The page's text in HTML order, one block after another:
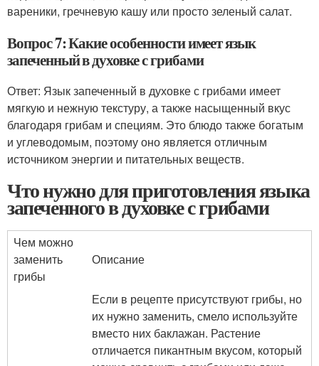
вареники, гречневую кашу или просто зеленый салат.
Вопрос 7: Какие особенности имеет язык
запеченный в духовке с грибами
Ответ: Язык запеченный в духовке с грибами имеет
мягкую и нежную текстуру, а также насыщенный вкус
благодаря грибам и специям. Это блюдо также богатым
и углеводомым, поэтому оно является отличным
источником энергии и питательных веществ.
Что нужно для приготовления языка
запеченного в духовке с грибами
Чем можно
заменить
грибы
Описание
Если в рецепте присутствуют грибы, но
их нужно заменить, смело используйте
вместо них баклажан. Растение
отличается пикантным вкусом, который